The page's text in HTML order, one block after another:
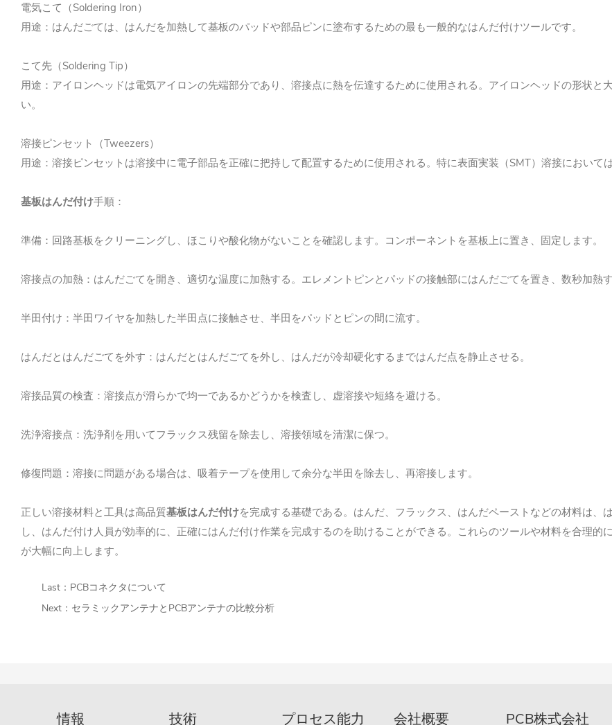
電気こて（Soldering Iron）
用途：はんだごては、はんだを加熱して基板のパッドや部品ピンに塗布するための最も一般的なはんだ付けツールです。
こて先（Soldering Tip）
用途：アイロンヘッドは電気アイロンの先端部分であり、溶接点に熱を伝達するために使用される。アイロンヘッドの形状
い。
溶接ピンセット（Tweezers）
用途：溶接ピンセットは溶接中に電子部品を正確に把持して配置するために使用される。特に表面実装（SMT）溶接において
基板はんだ付け手順：
準備：回路基板をクリーニングし、ほこりや酸化物がないことを確認します。コンポーネントを基板上に置き、固定します。
溶接点の加熱：はんだごてを開き、適切な温度に加熱する。エレメントピンとパッドの接触部にはんだごてを置き、数秒加熱す
半田付け：半田ワイヤを加熱した半田点に接触させ、半田をパッドとピンの間に流す。
はんだとはんだごてを外す：はんだとはんだごてを外し、はんだが冷却硬化するまではんだ点を静止させる。
溶接品質の検査：溶接点が滑らかで均一であるかどうかを検査し、虚溶接や短絡を避ける。
洗浄溶接点：洗浄剤を用いてフラックス残留を除去し、溶接領域を清潔に保つ。
修復問題：溶接に問題がある場合は、吸着テープを使用して余分な半田を除去し、再溶接します。
正しい溶接材料と工具は高品質基板はんだ付けを完成する基礎である。はんだ、フラックス、はんだペーストなどの材料は
し、はんだ付け人員が効率的に、正確にはんだ付け作業を完成するのを助けることができる。これらのツールや材料を合理
が大幅に向上します。
Last： PCBコネクタについて
Next： セラミックアンテナとPCBアンテナの比較分析
情報 技術 プロセス能力 会社概要 PCB株式会社